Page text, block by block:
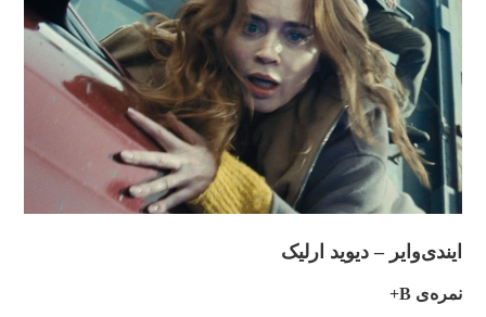
ایندی‌وایر – دیوید ارلیک
نمره‌ی B+